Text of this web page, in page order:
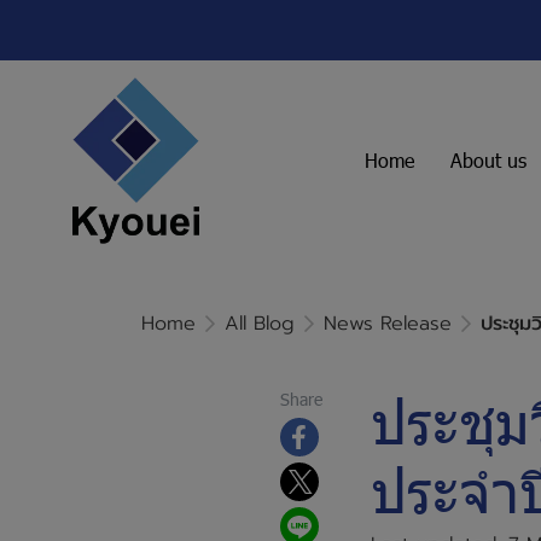
Home About us
Home All Blog News Release ประชุ
Share
ประชุ
ประจ